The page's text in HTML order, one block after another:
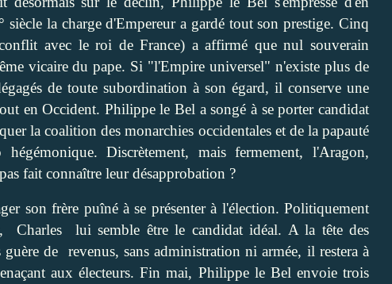
la charge d'Empereur a gardé tout son prestige. Cinq
avec le roi de France) a affirmé que nul souverain
vicaire du pape. Si "l'Empire universel" n'existe plus de
de toute subordination à son égard, il conserve une
en Occident. Philippe le Bel a songé à se porter candidat
la coalition des monarchies occidentales et de la papauté
Discrètement, mais fermement, l'Aragon,
fait connaître leur désapprobation ?
son frère puîné à se présenter à l'élection. Politiquement
Charles
lui semble être le candidat idéal. A la tête des
de
revenus, sans administration ni armée, il restera à
aux électeurs. Fin mai, Philippe le Bel envoie trois